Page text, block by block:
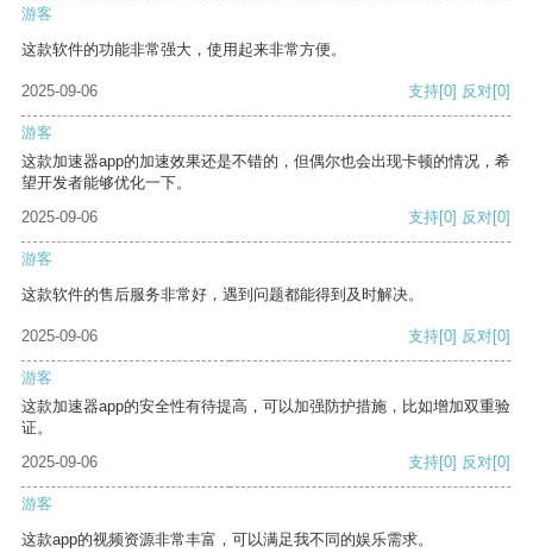
游客
这款软件的功能非常强大，使用起来非常方便。
2025-09-06 支持[0] 反对[0]
游客
这款加速器app的加速效果还是不错的，但偶尔也会出现卡顿的情况，希
望开发者能够优化一下。
2025-09-06
支持[0] 反对[0]
游客
这款软件的售后服务非常好，遇到问题都能得到及时解决。
2025-09-06 支持[0] 反对[0]
游客
这款加速器app的安全性有待提高，可以加强防护措施，比如增加双重验
证。
2025-09-06
支持[0] 反对[0]
游客
这款app的视频资源非常丰富，可以满足我不同的娱乐需求。